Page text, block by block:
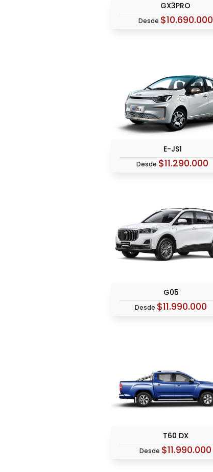
GX3PRO
Desde $10.690.000
E-JS1
Desde $11.290.000
G05
Desde $11.990.000
T60 DX
Desde $11.990.000